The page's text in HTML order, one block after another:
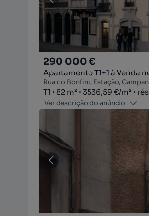
290 000 €
Apartamento T1+1 à Venda
Rua do Bonfim, Estação,
Tipologia
T1
Zona82 m²
Preço por metro quadrado
3536,59 €/m²
Andar
Ver descrição do anúncio